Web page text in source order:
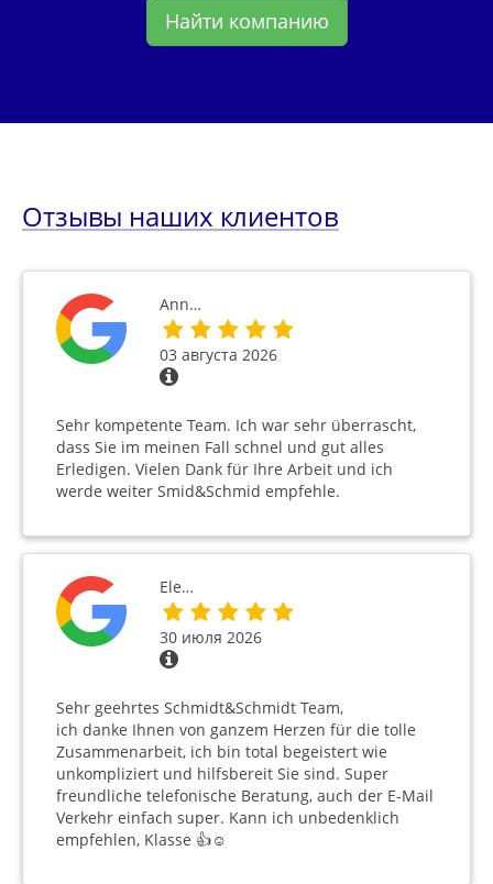
Найти компанию
Отзывы наших клиентов
Ann…
03 августа 2026
Sehr kompetente Team. Ich war sehr überrascht,
dass Sie im meinen Fall schnel und gut alles
Erledigen. Vielen Dank für Ihre Arbeit und ich
werde weiter Smid&Schmid empfehle.
Ele…
30 июля 2026
Sehr geehrtes Schmidt&Schmidt Team,
ich danke Ihnen von ganzem Herzen für die tolle
Zusammenarbeit, ich bin total begeistert wie
unkompliziert und hilfsbereit Sie sind. Super
freundliche telefonische Beratung, auch der E-Mail
Verkehr einfach super. Kann ich unbedenklich
empfehlen, Klasse 👍☺️